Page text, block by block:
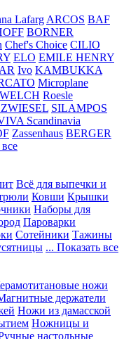
Lafarg ARCOS BAF
BORNER
Chef's Choice CILIO
ELO EMILE HENRY
Ivo KAMBUKKA
Microplane
Roesle
SILAMPOS
Scandinavia
Zassenhaus BERGER
Всё для выпечки и
Ковши Крышки
Наборы для
Пароварки
Сотейники Тажины
... Показать все
ножи
держатели
Ножи из дамасской
Ножницы и
настольные